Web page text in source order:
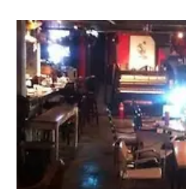
기도 하는 그 '활기'뿐만 아니라 다양한 사람들과
찾을 수 있는 공간이고 싶습니다. 신촌타프에서
임'은 사실 모양새는 단순합니다. 자기가 읽은 책
들과 나누는 거죠~ 책에 대한 소개를 덧붙이면 호
받아갑니다. 경쟁자가..